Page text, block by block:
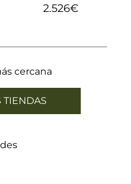
2.526€
cercana
TIENDAS